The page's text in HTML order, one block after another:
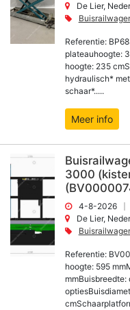
De Lier,
Referentie:
plateauhoogte:
hoogte: 235
hydraulisch*
schaar*.....
Meer info
3000
4-8-2026
De Lier,
Referentie:
hoogte: 595
mmBuisbreedte: